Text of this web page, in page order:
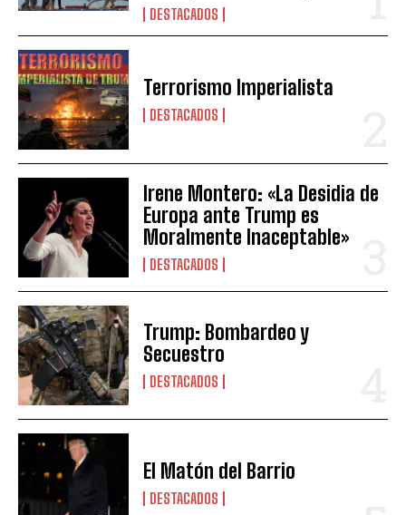
DESTACADOS
Terrorismo Imperialista
DESTACADOS
Irene Montero: «La Desidia de
Europa ante Trump es
Moralmente Inaceptable»
DESTACADOS
Trump: Bombardeo y
Secuestro
DESTACADOS
El Matón del Barrio
DESTACADOS